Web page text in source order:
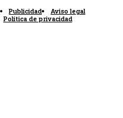
Publicidad
Aviso legal
Política de privacidad